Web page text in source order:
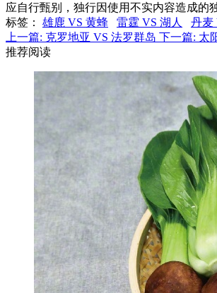
应自行甄别，独行因使用不实内容造成的
标签 ： 雄鹿 VS 黄蜂 雷霆 VS 湖人 丹麦
上一篇: 克罗地亚 VS 法罗群岛 下一篇: 太
推荐阅读